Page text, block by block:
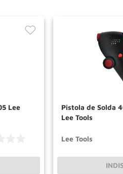
Pistola de Solda 40w 220v Ref 604512
Lee Tools
Lee Tools